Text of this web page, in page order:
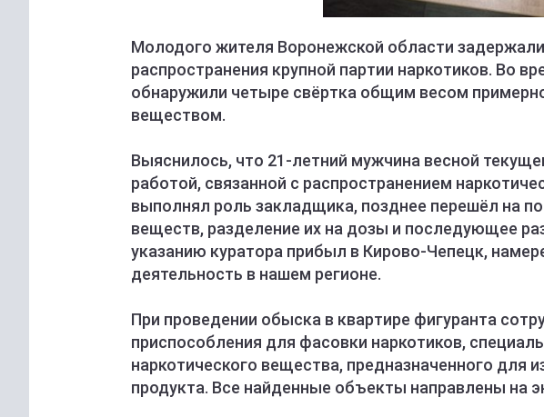
Молодого жителя Воронежской области
распространения крупной партии наркотиков. Во
обнаружили четыре свёртка общим весом
веществом.
Выяснилось, что 21-летний мужчина весной
работой, связанной с распространением
выполнял роль закладщика, позднее перешёл на
веществ, разделение их на дозы и последующее
указанию куратора прибыл в Кирово-Чепецк,
деятельность в нашем регионе.
При проведении обыска в квартире фигуранта
приспособления для фасовки наркотиков,
наркотического вещества, предназначенного для
продукта. Все найденные объекты направлены на